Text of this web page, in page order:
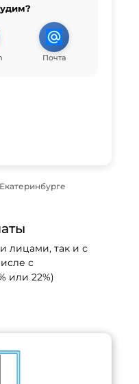
Почта
лицами, так и с
с
или 22%)